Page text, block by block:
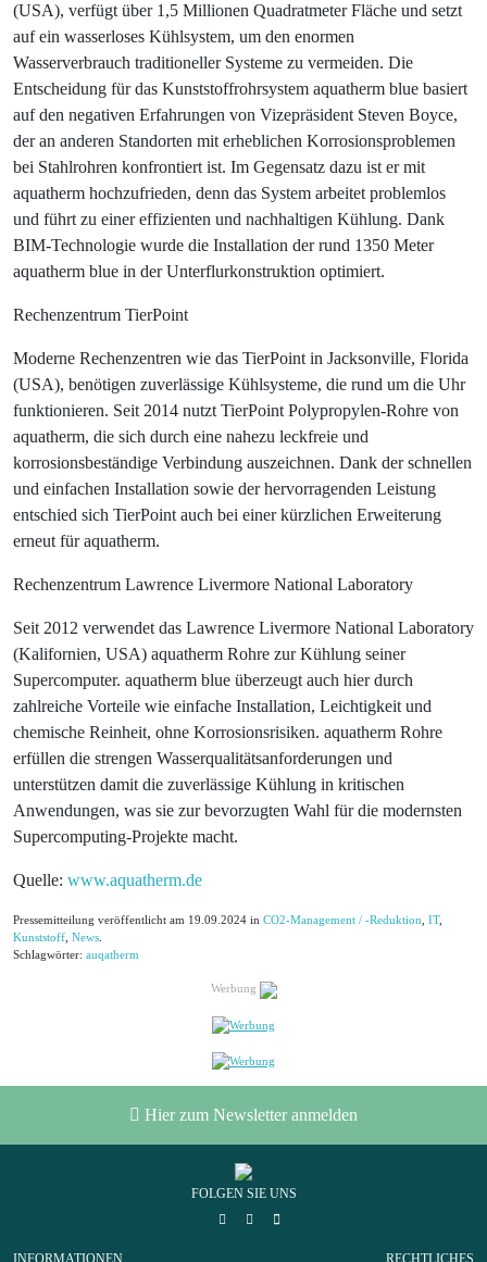
(USA), verfügt über 1,5 Millionen Quadratmeter Fläche und setzt
auf ein wasserloses Kühlsystem, um den enormen
Wasserverbrauch traditioneller Systeme zu vermeiden. Die
Entscheidung für das Kunststoffrohrsystem aquatherm blue basiert
auf den negativen Erfahrungen von Vizepräsident Steven Boyce,
der an anderen Standorten mit erheblichen Korrosionsproblemen
bei Stahlrohren konfrontiert ist. Im Gegensatz dazu ist er mit
aquatherm hochzufrieden, denn das System arbeitet problemlos
und führt zu einer effizienten und nachhaltigen Kühlung. Dank
BIM-Technologie wurde die Installation der rund 1350 Meter
aquatherm blue in der Unterflurkonstruktion optimiert.
Rechenzentrum TierPoint
Moderne Rechenzentren wie das TierPoint in Jacksonville, Florida
(USA), benötigen zuverlässige Kühlsysteme, die rund um die Uhr
funktionieren. Seit 2014 nutzt TierPoint Polypropylen-Rohre von
aquatherm, die sich durch eine nahezu leckfreie und
korrosionsbeständige Verbindung auszeichnen. Dank der schnellen
und einfachen Installation sowie der hervorragenden Leistung
entschied sich TierPoint auch bei einer kürzlichen Erweiterung
erneut für aquatherm.
Rechenzentrum Lawrence Livermore National Laboratory
Seit 2012 verwendet das Lawrence Livermore National Laboratory
(Kalifornien, USA) aquatherm Rohre zur Kühlung seiner
Supercomputer. aquatherm blue überzeugt auch hier durch
zahlreiche Vorteile wie einfache Installation, Leichtigkeit und
chemische Reinheit, ohne Korrosionsrisiken. aquatherm Rohre
erfüllen die strengen Wasserqualitätsanforderungen und
unterstützen damit die zuverlässige Kühlung in kritischen
Anwendungen, was sie zur bevorzugten Wahl für die modernsten
Supercomputing-Projekte macht.
Quelle: www.aquatherm.de
Pressemitteilung veröffentlicht am 19.09.2024 in CO2-Management / -Reduktion, IT,
Kunststoff, News.
Schlagwörter: auqatherm
Werbung
Hier zum Newsletter anmelden
FOLGEN SIE UNS
INFORMATIONEN RECHTLICHES